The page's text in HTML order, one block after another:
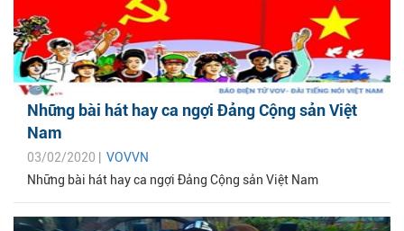
Những bài hát hay ca ngợi Đảng Cộng sản Việt
Nam
03/02/2020 | VOVVN
Những bài hát hay ca ngợi Đảng Cộng sản Việt Nam